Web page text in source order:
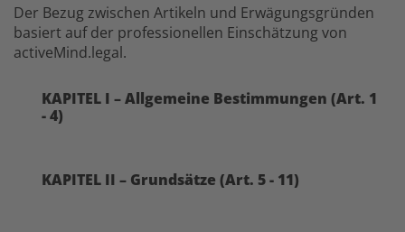
Der Bezug zwischen Artikeln und Erwägungsgründen
basiert auf der professionellen Einschätzung von
activeMind.legal.
KAPITEL I – Allgemeine Bestimmungen (Art. 1
- 4)
KAPITEL II – Grundsätze (Art. 5 - 11)